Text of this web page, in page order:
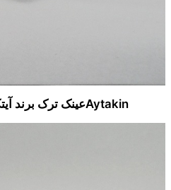
Aytakinعینک ترک برند آیتکین مدلA2121ck31